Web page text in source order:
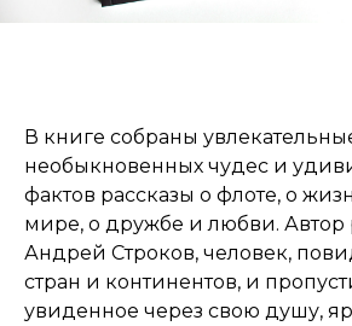
В книге собраны
необыкновенных чудес и
фактов рассказы о флоте, о
мире, о дружбе и любви. Автор
Андрей Строков, человек,
стран и континентов, и
увиденное через свою душу,